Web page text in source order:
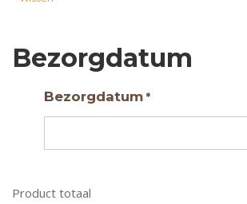
Bezorgdatum
Bezorgdatum *
Product totaal